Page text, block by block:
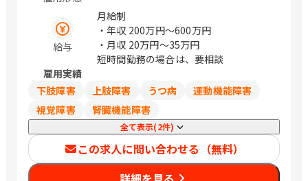
予亀岡、勝山町
給与
月給制
・年収 200万円〜600万円
・月収 20万円〜35万円
短時間勤務の場合は、要相談
雇用実績
下肢障害
上肢障害 うつ病
運動機能障害
視覚障害
腎臓機能障害
全て表示(2件)
この求人に問い合わせる（無料）